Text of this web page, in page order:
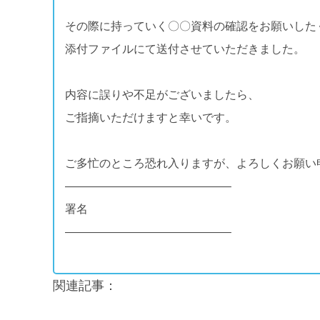
その際に持っていく〇〇資料の確認をお願いした
添付ファイルにて送付させていただきました。
内容に誤りや不足がございましたら、
ご指摘いただけますと幸いです。
ご多忙のところ恐れ入りますが、よろしくお願い
——————————————–
署名
——————————————–
関連記事：